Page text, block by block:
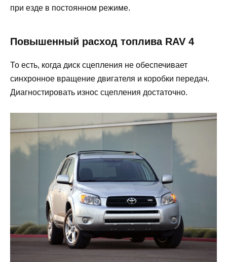
при езде в постоянном режиме.
Повышенный расход топлива RAV 4
То есть, когда диск сцепления не обеспечивает
синхронное вращение двигателя и коробки передач.
Диагностировать износ сцепления достаточно.